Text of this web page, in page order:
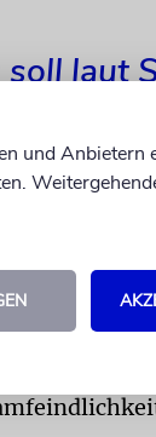
laut
und Anbietern